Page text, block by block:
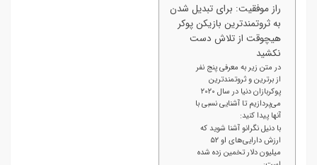
راز موفقیت: برای تبدیل شدن
به ثروتمندترین بازیکن پوکر
هیچوقت از تلاش دست
نکشید
در متن زیر به معرفی پنج نفر
از برترین و ثروتمندترین
پوکربازان دنیا در سال ۲۰۲۰
می‌پردازیم تا آشنایی نسبی با
آنها پیدا کنید:
با دنیل نگرانو آشنا شوید که
ارزش دارایی‌های او ۵۲
میلیون دلار تخمین زده شده